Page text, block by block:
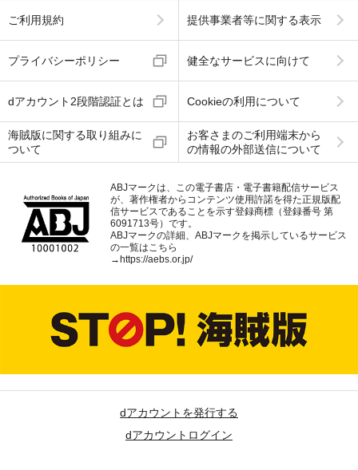
ご利用規約 提供事業者等に関する表示
プライバシーポリシー 健全なサービスに向けて
dアカウント2段階認証とは Cookieの利用について
海賊版に関する取り組みに
ついて
お客さまのご利用端末から
の情報の外部送信について
ABJマークは、この電子書店・電子書籍配信サービス
が、著作権者からコンテンツ使用許諾を得た正規版配
信サービスであることを示す登録商標（登録番号 第
6091713号）です。
ABJマークの詳細、ABJマークを掲示しているサービス
の一覧はこちら
→https://aebs.or.jp/
dアカウントを発行する
dアカウントログイン